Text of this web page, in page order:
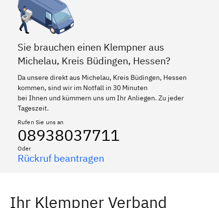
Sie brauchen einen Klempner aus
Michelau, Kreis Büdingen, Hessen?
Da unsere direkt aus Michelau, Kreis Büdingen, Hessen
kommen, sind wir im Notfall in 30 Minuten
bei Ihnen und kümmern uns um Ihr Anliegen. Zu jeder
Tageszeit.
Rufen Sie uns an
08938037711
Oder
Rückruf beantragen
Ihr Klempner Verband